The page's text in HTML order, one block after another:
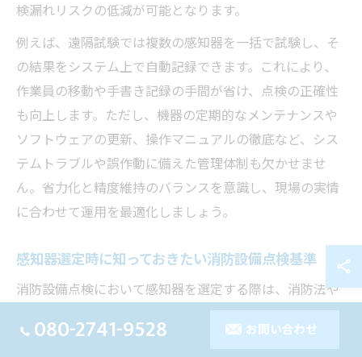
検漏れリスクの低減が可能となります。
例えば、遠隔試験では複数の感知器を一括で試験し、そ
の結果をシステム上で自動記録できます。これにより、
作業員の移動や手書き記録の手間が省け、点検の正確性
も向上します。ただし、機器の定期的なメンテナンスや
ソフトウェアの更新、操作マニュアルの徹底など、シス
テムトラブルや誤作動に備えた管理体制も欠かせませ
ん。省力化と精度維持のバランスを意識し、現場の実情
に合わせて運用を最適化しましょう。
感知器選定時に知っておきたい消防設備点検基準
消防設備点検において感知器を選定する際は、消防法や
遠隔試験機能付感知器は、設置場所や建物の構造、用途
080-2741-9528 お問い合わせ